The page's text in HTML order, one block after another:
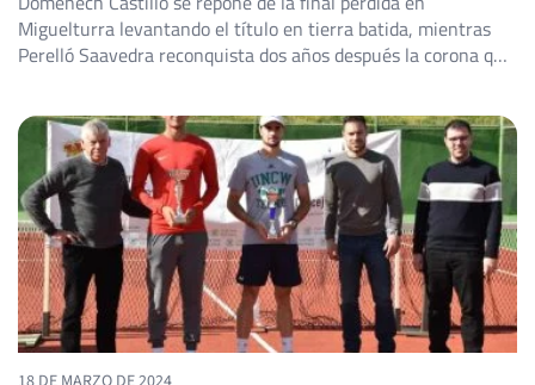
Miguelturra levantando el título en tierra batida, mientras
Perelló Saavedra reconquista dos años después la corona que
Torneo Ciudad […]